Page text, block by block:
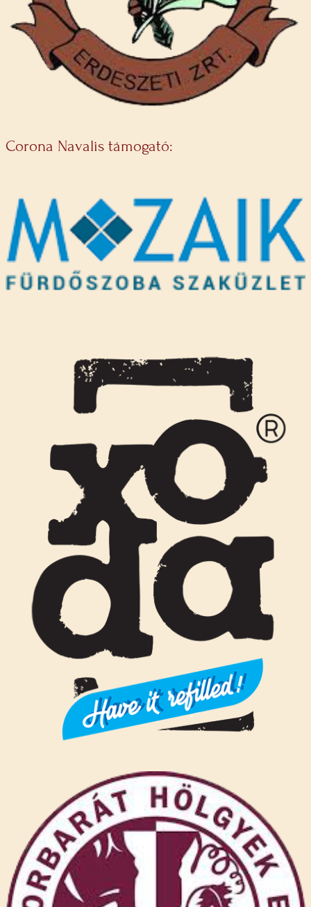
Corona Navalis támogató: